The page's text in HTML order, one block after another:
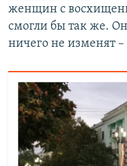
женщин с
смогли бы так же.
ничего не изменят